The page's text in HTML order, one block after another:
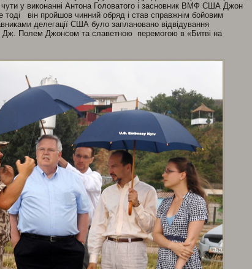
чути у виконанні Антона Головатого і засновник ВМФ США Джон
тоді він пройшов чинний обряд і став справжнім бойовим
делегації США було заплановано відвідування
Дж. Полем Джонсом та славетною перемогою в «Битві на